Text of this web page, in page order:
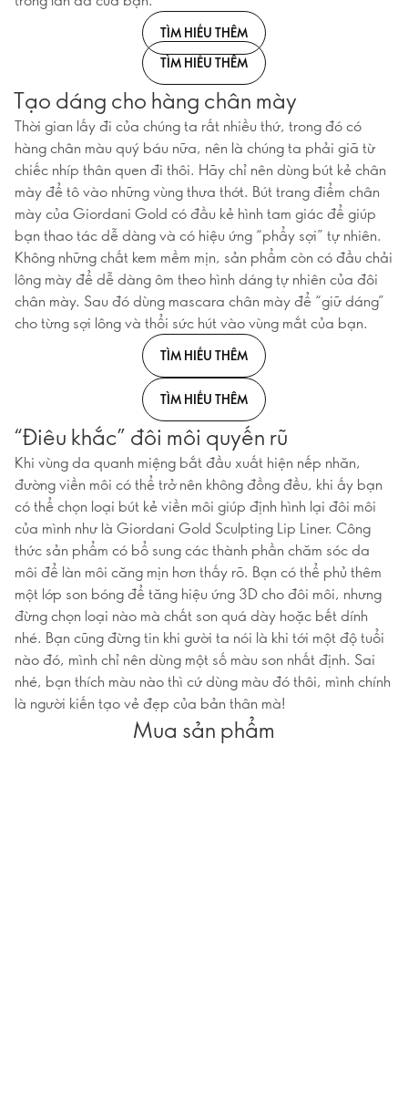
TÌM HIỂU THÊM
TÌM HIỂU THÊM
Tạo dáng cho hàng chân mày
Thời gian lấy đi của chúng ta rất nhiều thứ, trong đó có
hàng chân màu quý báu nữa, nên là chúng ta phải giã từ
chiếc nhíp thân quen đi thôi. Hãy chỉ nên dùng bút kẻ chân
mày để tô vào những vùng thưa thớt. Bút trang điểm chân
mày của Giordani Gold có đầu kẻ hình tam giác để giúp
bạn thao tác dễ dàng và có hiệu ứng “phẩy sợi” tự nhiên.
Không những chất kem mềm mịn, sản phẩm còn có đầu chải
lông mày để dễ dàng ôm theo hình dáng tự nhiên của đôi
chân mày. Sau đó dùng mascara chân mày để “giữ dáng”
cho từng sợi lông và thổi sức hút vào vùng mắt của bạn.
TÌM HIỂU THÊM
TÌM HIỂU THÊM
“Điêu khắc” đôi môi quyến rũ
Khi vùng da quanh miệng bắt đầu xuất hiện nếp nhăn,
đường viền môi có thể trở nên không đồng đều, khi ấy bạn
có thể chọn loại bút kẻ viền môi giúp định hình lại đôi môi
của mình như là Giordani Gold Sculpting Lip Liner. Công
thức sản phẩm có bổ sung các thành phần chăm sóc da
môi để làn môi căng mịn hơn thấy rõ. Bạn có thể phủ thêm
một lớp son bóng để tăng hiệu ứng 3D cho đôi môi, nhưng
đừng chọn loại nào mà chất son quá dày hoặc bết dính
nhé. Bạn cũng đừng tin khi gười ta nói là khi tới một độ tuổi
nào đó, mình chỉ nên dùng một số màu son nhất định. Sai
nhé, bạn thích màu nào thì cứ dùng màu đó thôi, mình chính
là người kiến tạo vẻ đẹp của bản thân mà!
Mua sản phẩm